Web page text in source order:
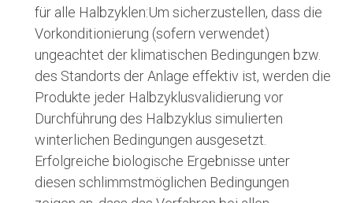
für alle Halbzyklen:Um sicherzustellen, dass die
Vorkonditionierung (sofern verwendet)
ungeachtet der klimatischen Bedingungen bzw.
des Standorts der Anlage effektiv ist, werden die
Produkte jeder Halbzyklusvalidierung vor
Durchführung des Halbzyklus simulierten
winterlichen Bedingungen ausgesetzt.
Erfolgreiche biologische Ergebnisse unter
diesen schlimmstmöglichen Bedingungen